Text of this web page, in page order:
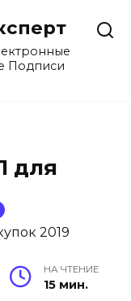
Подписи
для
НА ЧТЕНИЕ
15 мин.